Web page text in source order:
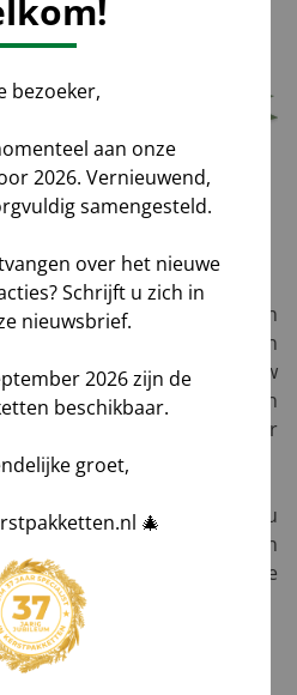
waar u iets aan
mensen bewuster omgaan
en bewaren. Een
in de kast is zonde van uw
kerstpakket daarentegen
en waardering het hele jaar
een praktisch cadeau
een persoonlijk tintje, een
kort videobericht van de
een groot verschil.
bezoeker,
aan onze
2026. Vernieuwend,
samengesteld.
over het nieuwe
Schrijft u zich in
nieuwsbrief.
2026 zijn de
beschikbaar.
groet,
🎄